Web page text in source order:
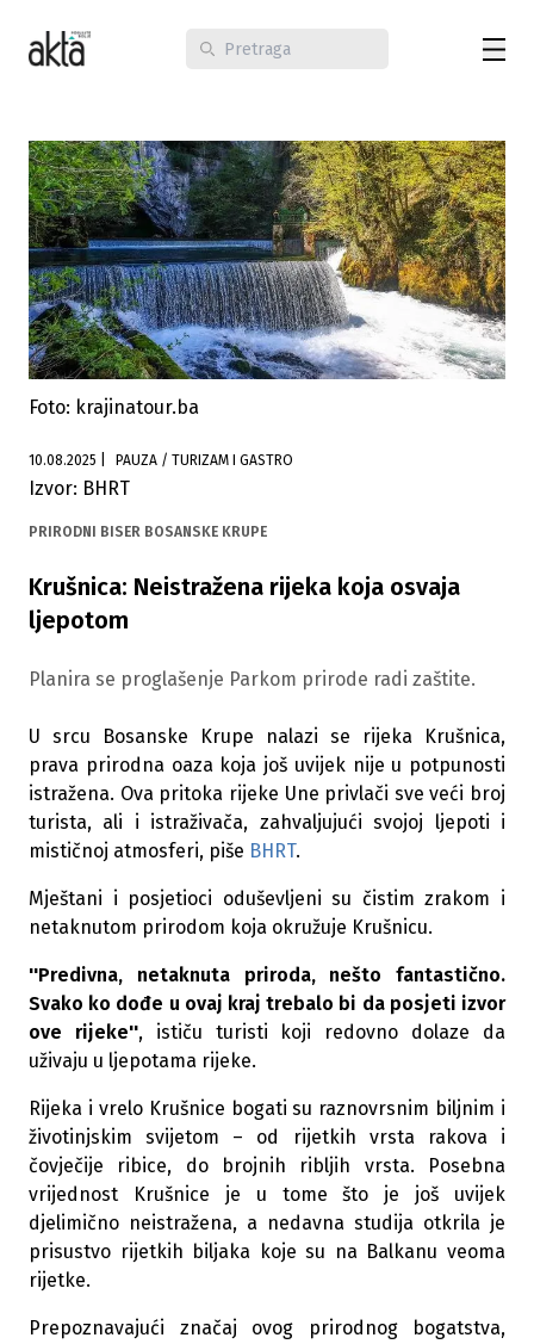
Foto: krajinatour.ba
10.08.2025 PAUZA / TURIZAM I GASTRO
Izvor: BHRT
PRIRODNI BISER BOSANSKE KRUPE
Krušnica: Neistražena rijeka koja osvaja
ljepotom
Planira se proglašenje Parkom prirode radi zaštite.
U srcu Bosanske Krupe nalazi se rijeka Krušnica,
prava prirodna oaza koja još uvijek nije u potpunosti
istražena. Ova pritoka rijeke Une privlači sve veći broj
turista, ali i istraživača, zahvaljujući svojoj ljepoti i
mističnoj atmosferi, piše BHRT.
Mještani i posjetioci oduševljeni su čistim zrakom i
netaknutom prirodom koja okružuje Krušnicu.
''Predivna, netaknuta priroda, nešto fantastično.
Svako ko dođe u ovaj kraj trebalo bi da posjeti izvor
ove rijeke'', ističu turisti koji redovno dolaze da
uživaju u ljepotama rijeke.
Rijeka i vrelo Krušnice bogati su raznovrsnim biljnim i
životinjskim svijetom – od rijetkih vrsta rakova i
čovječije ribice, do brojnih ribljih vrsta. Posebna
vrijednost Krušnice je u tome što je još uvijek
djelimično neistražena, a nedavna studija otkrila je
prisustvo rijetkih biljaka koje su na Balkanu veoma
rijetke.
Prepoznavajući značaj ovog prirodnog bogatstva,